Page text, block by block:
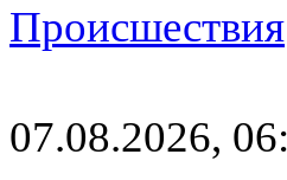
Происшествия
07.08.2026,